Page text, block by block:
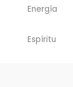
Energía
Espíritu